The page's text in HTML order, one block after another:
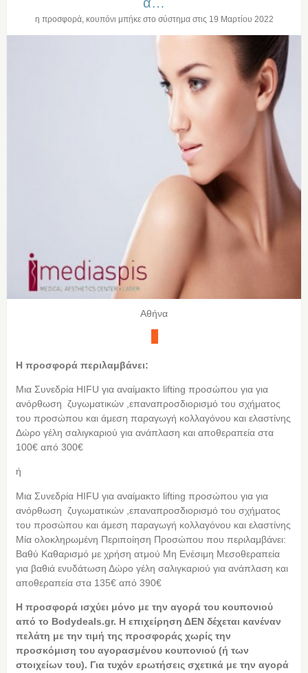
η προσφορά, κουπόνι μπήκε στο σύστημα στις 19 Μαρτίου 2022
Αθήνα
Η προσφορά περιλαμβάνει:
Μια Συνεδρία HIFU για αναίμακτο lifting προσώπου για για
ανόρθωση ζυγωματικών ,επαναπροσδιορισμό του σχήματος
του προσώπου και άμεση παραγωγή κολλαγόνου και ελαστίνης
Δώρο γέλη σαλιγκαριού για ανάπλαση και αποθεραπεία στα
100€ από 300€
ή
Μια Συνεδρία HIFU για αναίμακτο lifting προσώπου για για
ανόρθωση ζυγωματικών ,επαναπροσδιορισμό του σχήματος
του προσώπου και άμεση παραγωγή κολλαγόνου και ελαστίνης
Μία ολοκληρωμένη Περιποίηση Προσώπου που περιλαμβάνει:
Βαθύ Καθαρισμό με χρήση ατμού Μη Ενέσιμη Μεσοθεραπεία
για βαθιά ενυδάτωση Δώρο γέλη σαλιγκαριού για ανάπλαση και
αποθεραπεία στα 135€ από 390€
Η προσφορά ισχύει μόνο με την αγορά του κουπονιού
από το Bodydeals.gr. Η επιχείρηση ΔΕΝ δέχεται κανέναν
πελάτη με την τιμή της προσφοράς χωρίς την
προσκόμιση του αγορασμένου κουπονιού (ή των
στοιχείων του). Για τυχόν ερωτήσεις σχετικά με την αγορά